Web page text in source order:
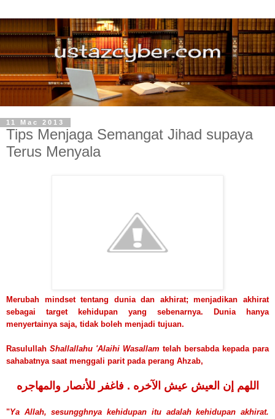
11 Mac 2013
Tips Menjaga Semangat Jihad supaya
Terus Menyala
Merubah mindset tentang dunia dan akhirat; menjadikan akhirat
sebagai target kehidupan yang sebenarnya. Dunia hanya
menyertainya saja, tidak boleh menjadi tujuan.
Rasulullah Shallallahu 'Alaihi Wasallam telah bersabda kepada para
sahabatnya saat menggali parit pada perang Ahzab,
اللهم إن العيش عيش الآخره . فاغفر للأنصار والمهاجره
"Ya Allah, sesungghnya kehidupan itu adalah kehidupan akhirat.